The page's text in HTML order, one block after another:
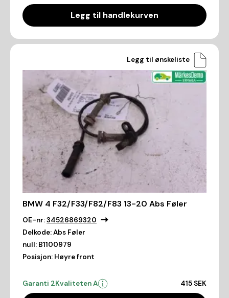
Legg til handlekurven
Legg til ønskeliste
BMW 4 F32/F33/F82/F83 13-20 Abs Føler
OE-nr:34526869320
Delkode:Abs Føler
null: B1100979
Posisjon: Høyre front
Garanti 2Kvaliteten A 415 SEK